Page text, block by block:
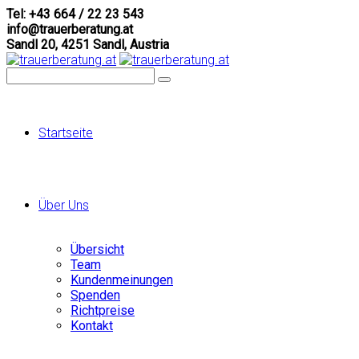
Tel: +43 664 / 22 23 543
info@trauerberatung.at
Sandl 20, 4251 Sandl, Austria
Startseite
Über Uns
Übersicht
Team
Kundenmeinungen
Spenden
Richtpreise
Kontakt